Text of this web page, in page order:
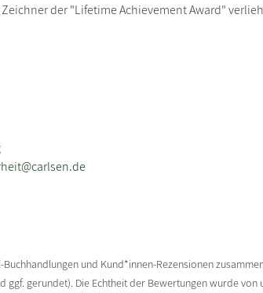
der "Lifetime Achievement Award"
und Kund*innen-Rezensionen
gerundet). Die Echtheit der Bewertungen wurde von